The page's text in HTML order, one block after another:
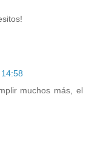
muchos más, el